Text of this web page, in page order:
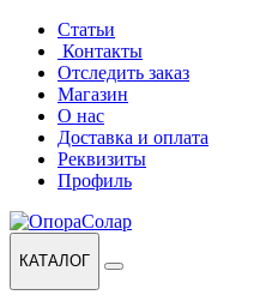
Перейти
навигации
Перейти
содержанию
Статьи
Контакты
Отследить заказ
Магазин
О нас
Доставка и оплата
Реквизиты
Профиль
КАТАЛОГ